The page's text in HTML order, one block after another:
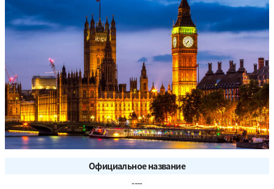
Официальное название
----